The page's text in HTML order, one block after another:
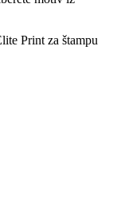
Print za štampu